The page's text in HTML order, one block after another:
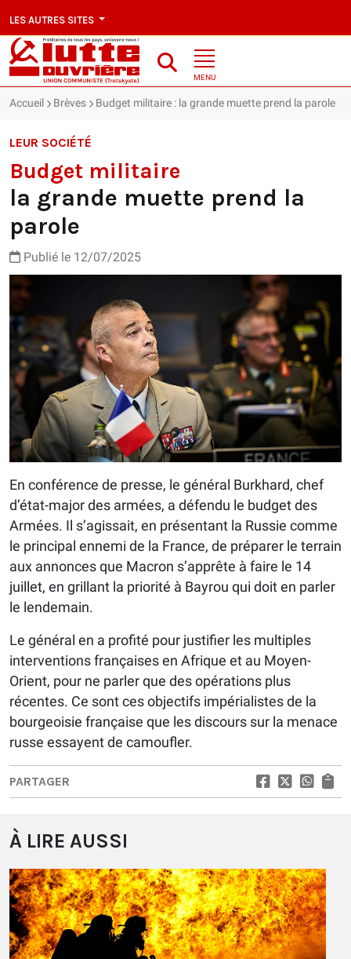
LES AUTRES SITES
MENU
Accueil Brèves Budget militaire : la grande muette prend la parole
LEUR SOCIÉTÉ
Budget militaire
la grande muette prend la
parole
Publié le 12/07/2025
En conférence de presse, le général Burkhard, chef
d’état-major des armées, a défendu le budget des
Armées. Il s’agissait, en présentant la Russie comme
le principal ennemi de la France, de préparer le terrain
aux annonces que Macron s’apprête à faire le 14
juillet, en grillant la priorité à Bayrou qui doit en parler
le lendemain.
Le général en a profité pour justifier les multiples
interventions françaises en Afrique et au Moyen-
Orient, pour ne parler que des opérations plus
récentes. Ce sont ces objectifs impérialistes de la
bourgeoisie française que les discours sur la menace
russe essayent de camoufler.
PARTAGER
À LIRE AUSSI